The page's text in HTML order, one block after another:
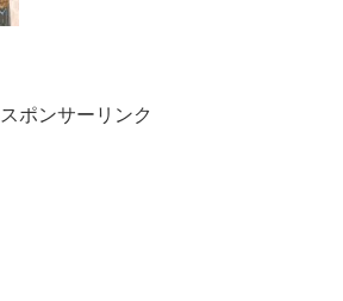
スポンサーリンク